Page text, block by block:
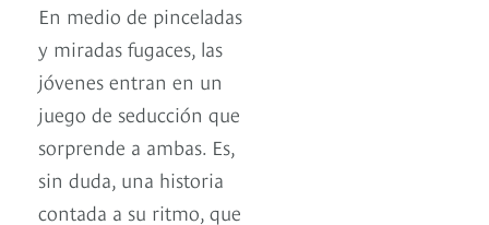
En medio de pinceladas
y miradas fugaces, las
jóvenes entran en un
juego de seducción que
sorprende a ambas. Es,
sin duda, una historia
contada a su ritmo, que